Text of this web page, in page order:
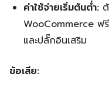
ค่าใช้จ่ายเริ่มต้นต่ำ:
WooCommerce ฟ
และปลั๊กอินเสริม
ข้อเสีย: